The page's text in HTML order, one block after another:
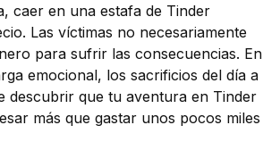
caer en una estafa de Tinder
Las víctimas no necesariamente
para sufrir las consecuencias. En
emocional, los sacrificios del día a
descubrir que tu aventura en Tinder
más que gastar unos pocos miles